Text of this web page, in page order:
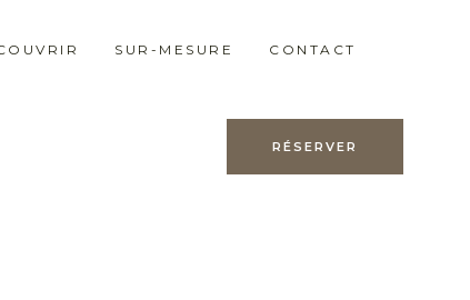
SUR-MESURE CONTACT
RÉSERVER